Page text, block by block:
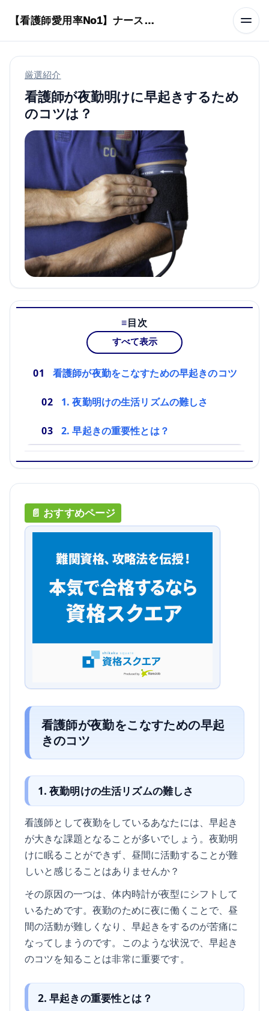
【看護師愛用率No1】ナースリーで人気の商品はコレ
厳選紹介
看護師が夜勤明けに早起きするため
のコツは？
目次
すべて表示
看護師が夜勤をこなすための早起きのコツ
1. 夜勤明けの生活リズムの難しさ
2. 早起きの重要性とは？
看護師が夜勤をこなすための早起
きのコツ
1. 夜勤明けの生活リズムの難しさ
看護師として夜勤をしているあなたには、早起き
が大きな課題となることが多いでしょう。夜勤明
けに眠ることができず、昼間に活動することが難
しいと感じることはありませんか？
その原因の一つは、体内時計が夜型にシフトして
いるためです。夜勤のために夜に働くことで、昼
間の活動が難しくなり、早起きをするのが苦痛に
なってしまうのです。このような状況で、早起き
のコツを知ることは非常に重要です。
2. 早起きの重要性とは？